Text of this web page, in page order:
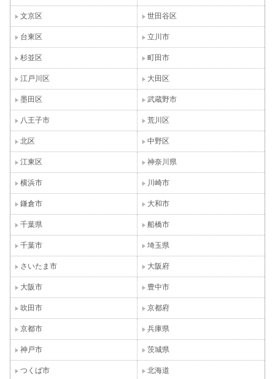
文京区 世田谷区
台東区 立川市
杉並区 町田市
江戸川区 大田区
墨田区 武蔵野市
八王子市 荒川区
北区 中野区
江東区 神奈川県
横浜市 川崎市
鎌倉市 大和市
千葉県 船橋市
千葉市 埼玉県
さいたま市 大阪府
大阪市 豊中市
吹田市 京都府
京都市 兵庫県
神戸市 茨城県
つくば市 北海道